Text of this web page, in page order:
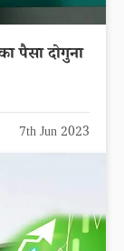
पैसा दोगुना
7th Jun 2023